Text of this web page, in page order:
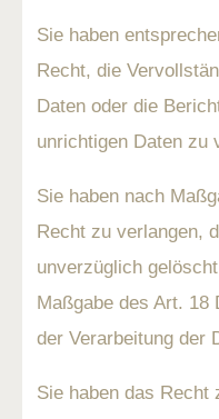
Sie haben
Recht, die
Daten oder die
unrichtigen Daten zu
Sie haben nach
Recht zu verlangen,
unverzüglich
Maßgabe des Art. 18
der Verarbeitung der
Sie haben das Recht